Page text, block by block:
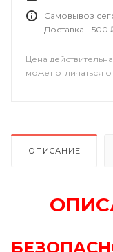
Самовывоз
Доставка - 500
Цена
может отличаться
ОПИСАНИЕ